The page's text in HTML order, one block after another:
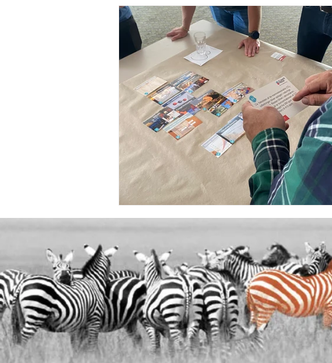
Online & media GSV EKKOfonden
Danske BOLIGforeninger KeyBalance
Kalk- og Teglværksforeningen